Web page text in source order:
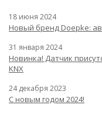
18 июня 2024
Новый бренд Doepke:
31 января 2024
Новинка! Датчик
KNX
24 декабря 2023
С новым годом 2024!